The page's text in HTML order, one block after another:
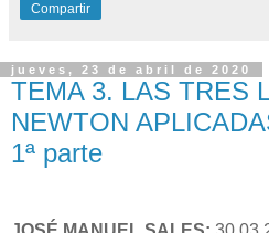
Compartir
jueves, 23 de abril de 2020
TEMA 3. LAS TRES
NEWTON
1ª parte